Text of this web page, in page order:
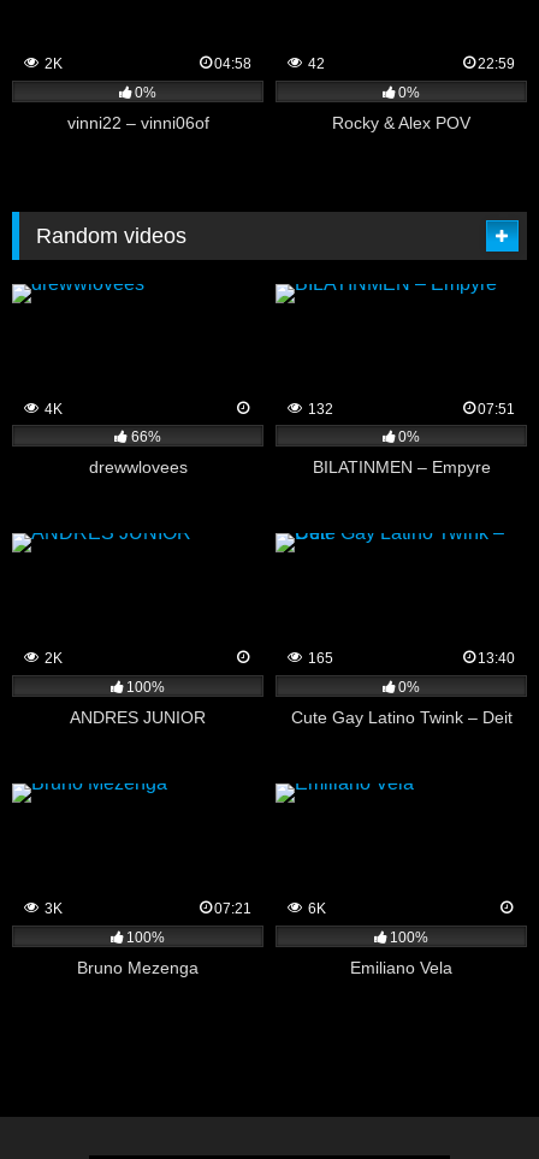
2K
04:58
0%
vinni22 – vinni06of
42
22:59
0%
Rocky & Alex POV
Random videos
4K
66%
drewwlovees
132
07:51
0%
BILATINMEN – Empyre
2K
100%
ANDRES JUNIOR
165
13:40
0%
Cute Gay Latino Twink – Deit
3K
07:21
100%
Bruno Mezenga
6K
100%
Emiliano Vela